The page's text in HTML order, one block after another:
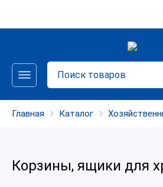
Главная Каталог
Корзины, ящики для